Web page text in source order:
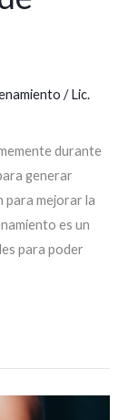
/Lic.
durante
generar
para mejorar la
es un
para poder